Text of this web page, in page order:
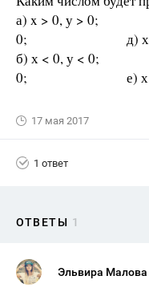
а) x > 0, у > 0;
0; д) х < 0,
б) х < 0, у < 0;
0; е) х = 0,
17 мая 2017
1 ответ
ОТВЕТЫ 1
Эльвира Малова